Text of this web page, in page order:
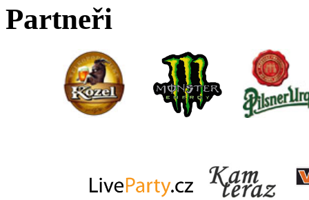
Partneři